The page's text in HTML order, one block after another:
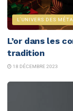
L'UNIVERS DES
L’or dans les
tradition
18 DÉCEMBRE 2023